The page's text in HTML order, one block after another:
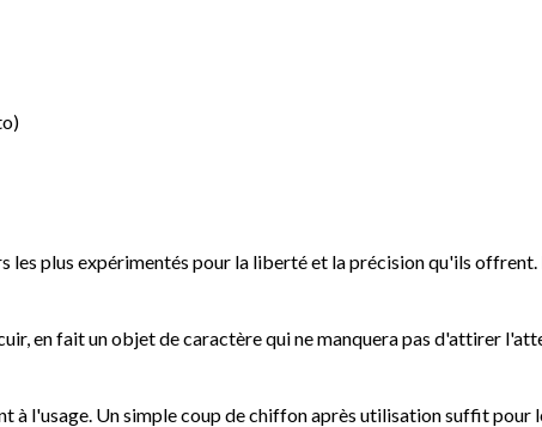
les plus expérimentés pour la liberté et la précision qu'ils
en fait un objet de caractère qui ne manquera pas d'attirer
à l'usage. Un simple coup de chiffon après utilisation suffit pour